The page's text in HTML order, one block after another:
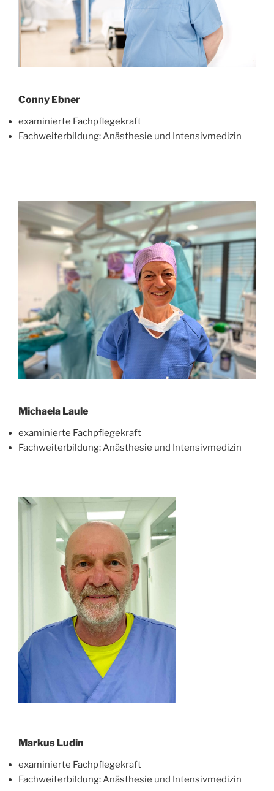
Conny Ebner
examinierte Fachpflegekraft
Fachweiterbildung: Anästhesie und Intensivmedizin
Michaela Laule
examinierte Fachpflegekraft
Fachweiterbildung: Anästhesie und Intensivmedizin
Markus Ludin
examinierte Fachpflegekraft
Fachweiterbildung: Anästhesie und Intensivmedizin